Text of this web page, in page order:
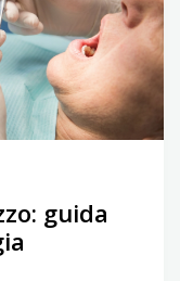
guida